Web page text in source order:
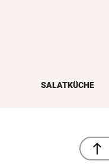
SALATKÜCHE
north